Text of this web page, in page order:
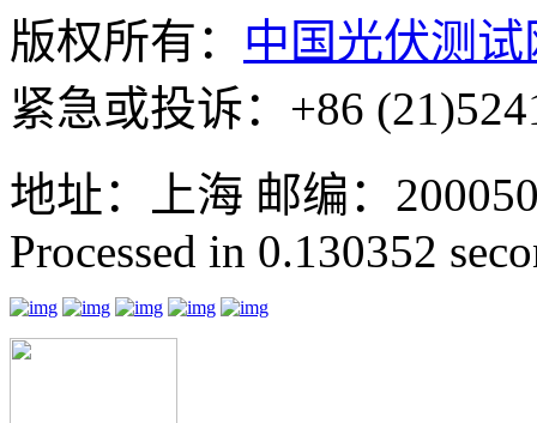
版权所有： 中国光伏测试
紧急或投诉：+86
地址：上海 邮编：
Processed in 0.130352